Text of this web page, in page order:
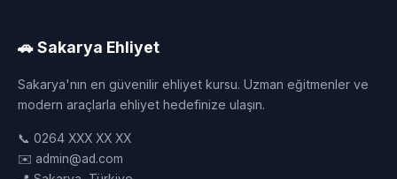
🚗 Sakarya Ehliyet
Sakarya'nın en güvenilir ehliyet kursu. Uzman eğitmenler ve
modern araçlarla ehliyet hedefinize ulaşın.
📞 0264 XXX XX XX
✉️ admin@ad.com